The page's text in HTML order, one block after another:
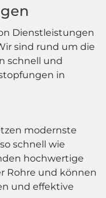
Dienstleistungen
sind rund um die
schnell und
in
modernste
schnell wie
hochwertige
Rohre und können
und effektive